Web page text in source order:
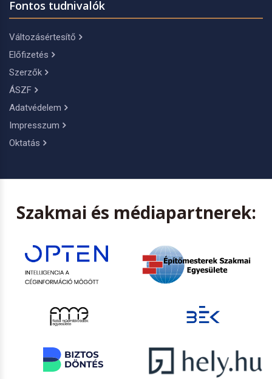
Fontos tudnivalók
Változásértesítő
Előfizetés
Szerzők
ÁSZF
Adatvédelem
Impresszum
Oktatás
Szakmai és médiapartnerek: